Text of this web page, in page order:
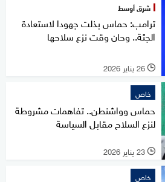
شرق أوسط
ترامب: حماس بذلت جهودا لاستعادة
الجثة.. وحان وقت نزع سلاحها
l 26 يناير 2026
خاص
حماس وواشنطن.. تفاهمات مشروطة
لنزع السلاح مقابل السياسة
l 23 يناير 2026
خاص